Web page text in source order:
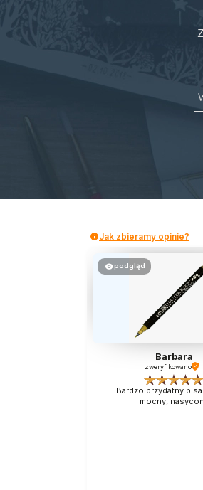
Jak zbieramy opinie?
podgląd
Barbara
zweryfikowano
Bardzo przydatny
mocny,